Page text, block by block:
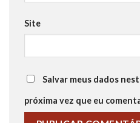
Site
Salvar meus dados
próxima vez que eu